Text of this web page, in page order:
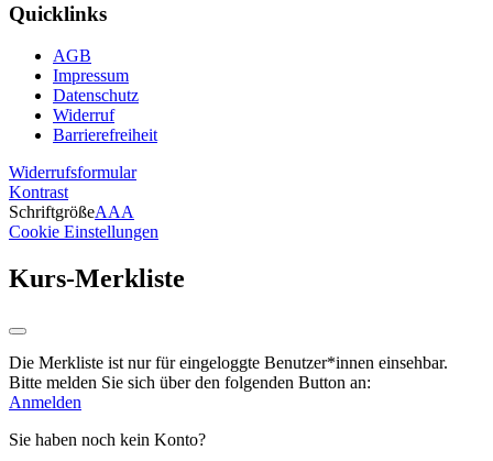
Quicklinks
AGB
Impressum
Datenschutz
Widerruf
Barrierefreiheit
Widerrufsformular
Kontrast
SchriftgrößeAAA
Cookie Einstellungen
Kurs-Merkliste
Die Merkliste ist nur für eingeloggte Benutzer*innen einsehbar.
Bitte melden Sie sich über den folgenden Button an:
Anmelden
Sie haben noch kein Konto?